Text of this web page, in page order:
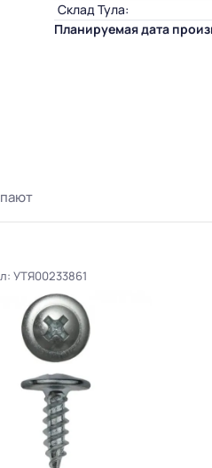
Склад Тула:
Планируемая дата
УТЯ00233861